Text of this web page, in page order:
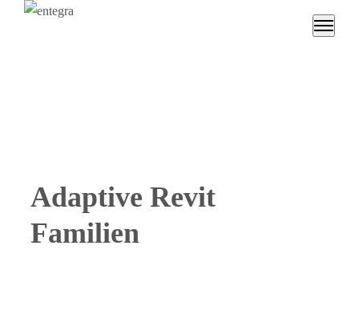
Adaptive Revit
Familien